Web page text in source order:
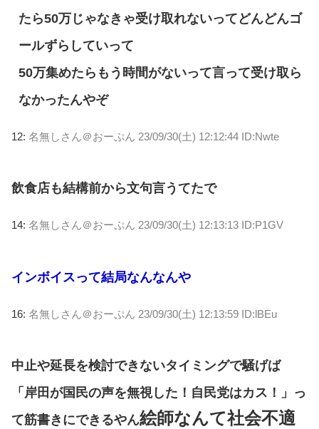
たら50万じゃなきゃ受け取れないってどんどんゴ
ールずらしていって
50万集めたらもう時間がないって言って受け取ら
なかったんやぞ
12: 名無しさん＠おーぷん 23/09/30(土) 12:12:44 ID:Nwte
飲食店も結構前から文句言うてたで
14: 名無しさん＠おーぷん 23/09/30(土) 12:13:13 ID:P1GV
インボイスって結局なんなんや
16: 名無しさん＠おーぷん 23/09/30(土) 12:13:59 ID:lBEu
中止や延長を検討できないタイミングで騒げば
「岸田が国民の声を無視した！自民党はカス！」っ
て筋書きにできるやん絵師なんて社会不適